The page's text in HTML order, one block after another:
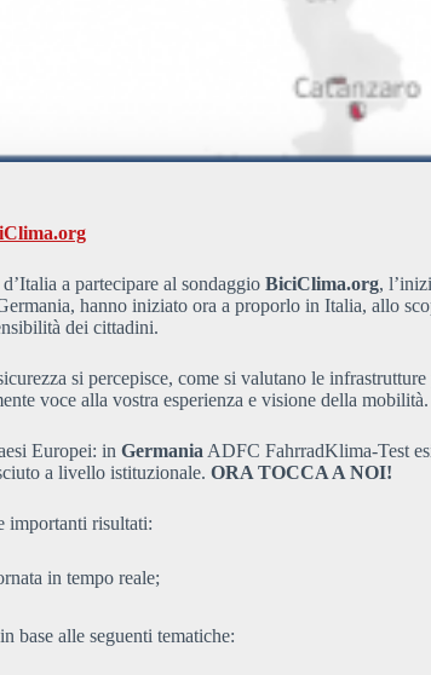
a partecipare al sondaggio BiciClima.org,
hanno iniziato ora a proporlo in Italia, allo
dei cittadini.
si percepisce, come si valutano le
voce alla vostra esperienza e visione della mobilità.
Europei: in Germania ADFC FahrradKlima-Test
a livello istituzionale. ORA TOCCA A NOI!
importanti risultati:
in tempo reale;
base alle seguenti tematiche: